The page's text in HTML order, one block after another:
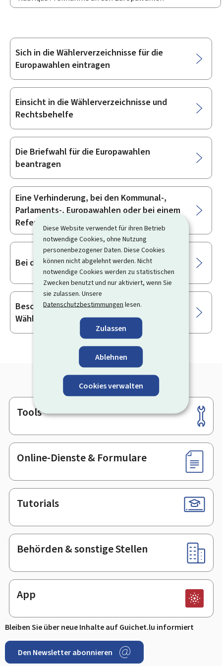
Diese Website verwendet für ihren Betrieb
notwendige Cookies, ohne Nutzung
personenbezogener Daten. Diese Cookies
können nicht abgelehnt werden. Nicht
notwendige Cookies werden zu statistischen
Zwecken benutzt und nur aktiviert, wenn Sie
sie zulassen. Unsere
Datenschutzbestimmungen lesen.
Zulassen
Ablehnen
Cookies verwalten
Unterrubriken
Sich in die Wählerverzeichnisse für die
Europawahlen eintragen
Einsicht in die Wählerverzeichnisse und
Rechtsbehelfe
Die Briefwahl für die Europawahlen
beantragen
Eine Verhinderung, bei den Kommunal-,
Parlaments-, Europawahlen oder bei einem
Referendum zu wählen, mitteilen
Bei den Europawahlen kandidieren
Bescheinigung über die Eintragung in die
Wählerverzeichnisse
Footer
Tools
Online-Dienste & Formulare
Tutorials
Behörden & sonstige Stellen
App
Bleiben Sie über neue Inhalte auf Guichet.lu informiert
Den Newsletter abonnieren